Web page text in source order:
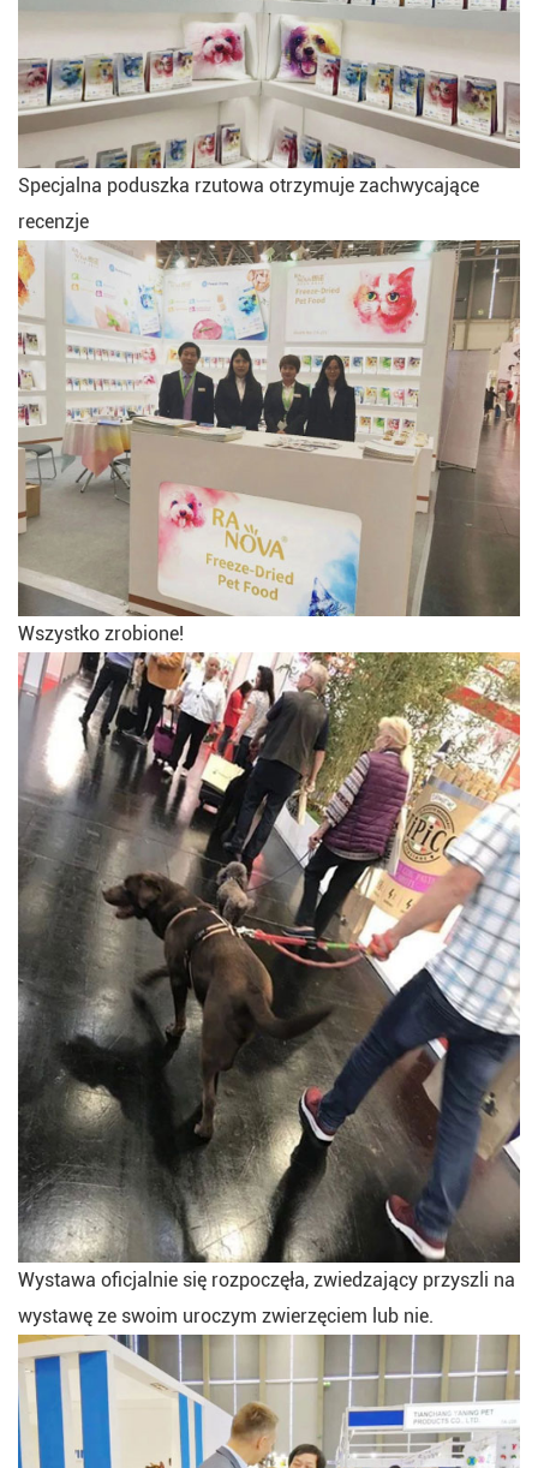
Specjalna poduszka rzutowa otrzymuje zachwycające
recenzje
Wszystko zrobione!
Wystawa oficjalnie się rozpoczęła, zwiedzający przyszli na
wystawę ze swoim uroczym zwierzęciem lub nie.